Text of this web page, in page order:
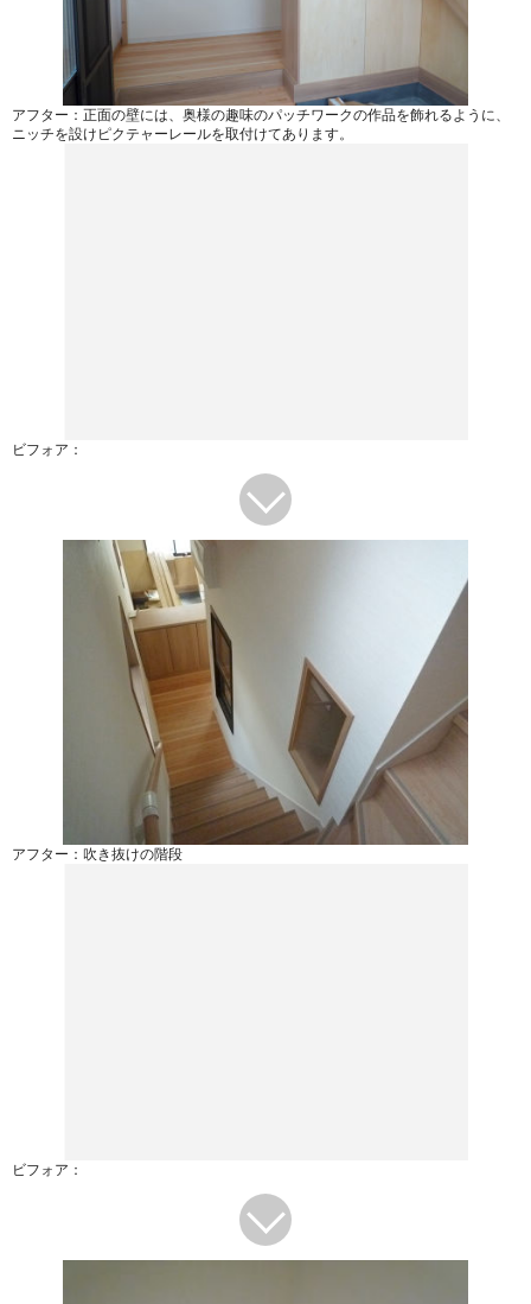
アフター：正面の壁には、奥様の趣味のパッチワークの作品を飾れるように、
ニッチを設けピクテャーレールを取付けてあります。
ビフォア：
アフター：吹き抜けの階段
ビフォア：